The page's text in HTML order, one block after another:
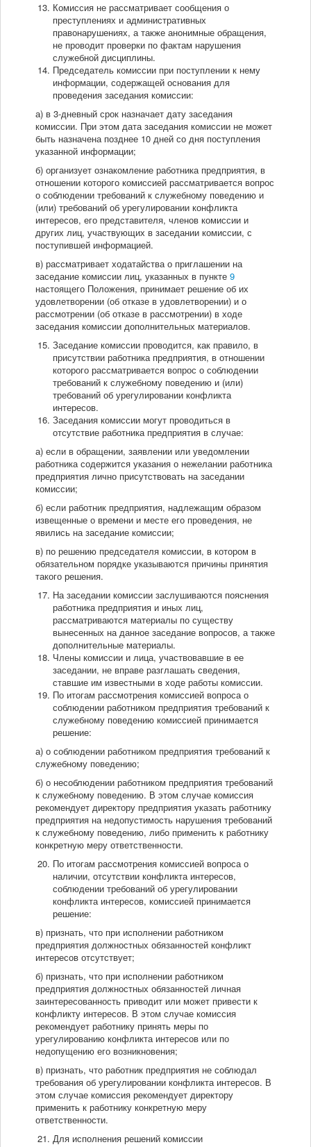
Комиссия не рассматривает сообщения о
преступлениях и административных
правонарушениях, а также анонимные обращения,
не проводит проверки по фактам нарушения
служебной дисциплины.
Председатель комиссии при поступлении к нему
информации, содержащей основания для
проведения заседания комиссии:
а) в 3-дневный срок назначает дату заседания
комиссии. При этом дата заседания комиссии не может
быть назначена позднее 10 дней со дня поступления
указанной информации;
б) организует ознакомление работника предприятия, в
отношении которого комиссией рассматривается вопрос
о соблюдении требований к служебному поведению и
(или) требований об урегулировании конфликта
интересов, его представителя, членов комиссии и
других лиц, участвующих в заседании комиссии, с
поступившей информацией.
в) рассматривает ходатайства о приглашении на
заседание комиссии лиц, указанных в пункте 9
настоящего Положения, принимает решение об их
удовлетворении (об отказе в удовлетворении) и о
рассмотрении (об отказе в рассмотрении) в ходе
заседания комиссии дополнительных материалов.
Заседание комиссии проводится, как правило, в
присутствии работника предприятия, в отношении
которого рассматривается вопрос о соблюдении
требований к служебному поведению и (или)
требований об урегулировании конфликта
интересов.
Заседания комиссии могут проводиться в
отсутствие работника предприятия в случае:
а) если в обращении, заявлении или уведомлении
работника содержится указания о нежелании работника
предприятия лично присутствовать на заседании
комиссии;
б) если работник предприятия, надлежащим образом
извещенные о времени и месте его проведения, не
явились на заседание комиссии;
в) по решению председателя комиссии, в котором в
обязательном порядке указываются причины принятия
такого решения.
На заседании комиссии заслушиваются пояснения
работника предприятия и иных лиц,
рассматриваются материалы по существу
вынесенных на данное заседание вопросов, а также
дополнительные материалы.
Члены комиссии и лица, участвовавшие в ее
заседании, не вправе разглашать сведения,
ставшие им известными в ходе работы комиссии.
По итогам рассмотрения комиссией вопроса о
соблюдении работником предприятия требований к
служебному поведению комиссией принимается
решение:
а) о соблюдении работником предприятия требований к
служебному поведению;
б) о несоблюдении работником предприятия требований
к служебному поведению. В этом случае комиссия
рекомендует директору предприятия указать работнику
предприятия на недопустимость нарушения требований
к служебному поведению, либо применить к работнику
конкретную меру ответственности.
По итогам рассмотрения комиссией вопроса о
наличии, отсутствии конфликта интересов,
соблюдении требований об урегулировании
конфликта интересов, комиссией принимается
решение:
в) признать, что при исполнении работником
предприятия должностных обязанностей конфликт
интересов отсутствует;
б) признать, что при исполнении работником
предприятия должностных обязанностей личная
заинтересованность приводит или может привести к
конфликту интересов. В этом случае комиссия
рекомендует работнику принять меры по
урегулированию конфликта интересов или по
недопущению его возникновения;
в) признать, что работник предприятия не соблюдал
требования об урегулировании конфликта интересов. В
этом случае комиссия рекомендует директору
применить к работнику конкретную меру
ответственности.
Для исполнения решений комиссии